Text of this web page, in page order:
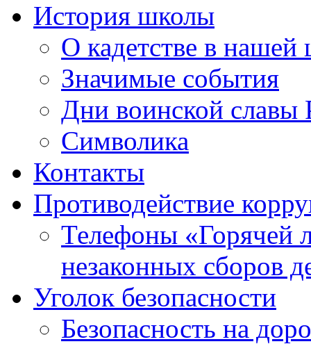
История школы
О кадетстве в нашей
Значимые события
Дни воинской славы
Символика
Контакты
Противодействие
Телефоны «Горячей
незаконных сборов
Уголок безопасности
Безопасность на